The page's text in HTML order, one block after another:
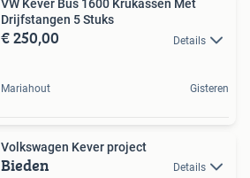
VW Kever Bus 1600 Krukassen Met
Drijfstangen 5 Stuks
€ 250,00 Details
Mariahout Gisteren
Volkswagen Kever project
Bieden Details